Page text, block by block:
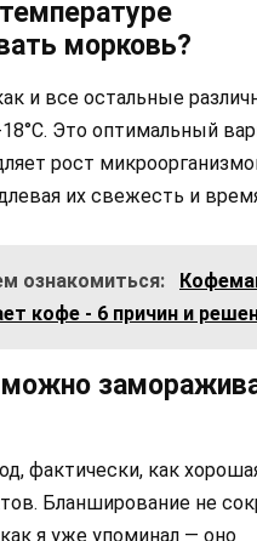
морковь?
и все остальные
Это оптимальный
рост
их свежесть и
ознакомиться:
кофе - 6 причин и
можно
фактически, как
Бланширование не
я уже упоминал — оно